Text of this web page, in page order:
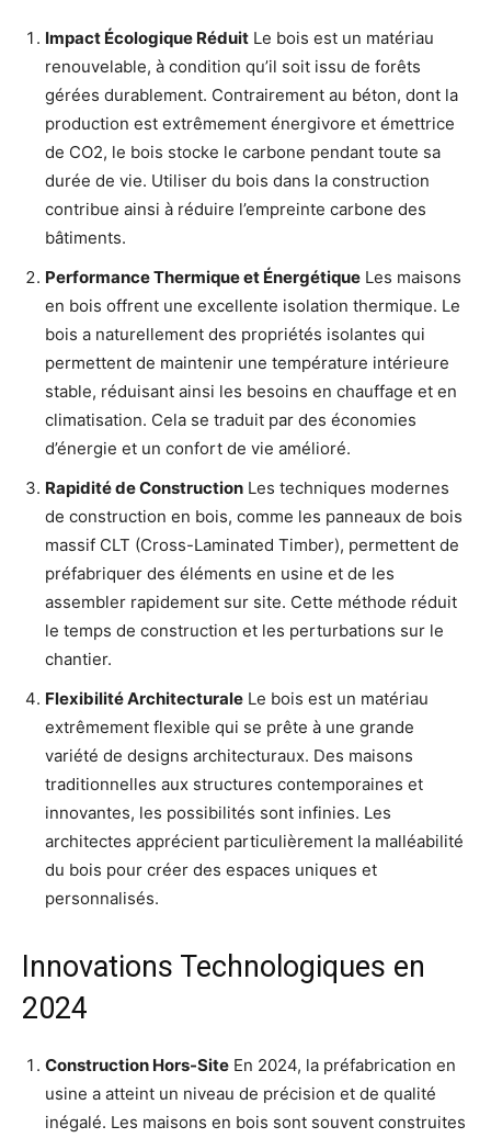
Impact Écologique Réduit Le bois est un matériau
renouvelable, à condition qu’il soit issu de forêts
gérées durablement. Contrairement au béton, dont la
production est extrêmement énergivore et émettrice
de CO2, le bois stocke le carbone pendant toute sa
durée de vie. Utiliser du bois dans la construction
contribue ainsi à réduire l’empreinte carbone des
bâtiments.
Performance Thermique et Énergétique Les maisons
en bois offrent une excellente isolation thermique. Le
bois a naturellement des propriétés isolantes qui
permettent de maintenir une température intérieure
stable, réduisant ainsi les besoins en chauffage et en
climatisation. Cela se traduit par des économies
d’énergie et un confort de vie amélioré.
Rapidité de Construction Les techniques modernes
de construction en bois, comme les panneaux de bois
massif CLT (Cross-Laminated Timber), permettent de
préfabriquer des éléments en usine et de les
assembler rapidement sur site. Cette méthode réduit
le temps de construction et les perturbations sur le
chantier.
Flexibilité Architecturale Le bois est un matériau
extrêmement flexible qui se prête à une grande
variété de designs architecturaux. Des maisons
traditionnelles aux structures contemporaines et
innovantes, les possibilités sont infinies. Les
architectes apprécient particulièrement la malléabilité
du bois pour créer des espaces uniques et
personnalisés.
Innovations Technologiques en
2024
Construction Hors-Site En 2024, la préfabrication en
usine a atteint un niveau de précision et de qualité
inégalé. Les maisons en bois sont souvent construites